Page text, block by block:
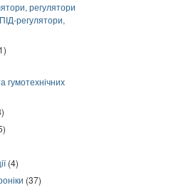
регулятори
регулятори,
гумотехнічних
(4)
(37)